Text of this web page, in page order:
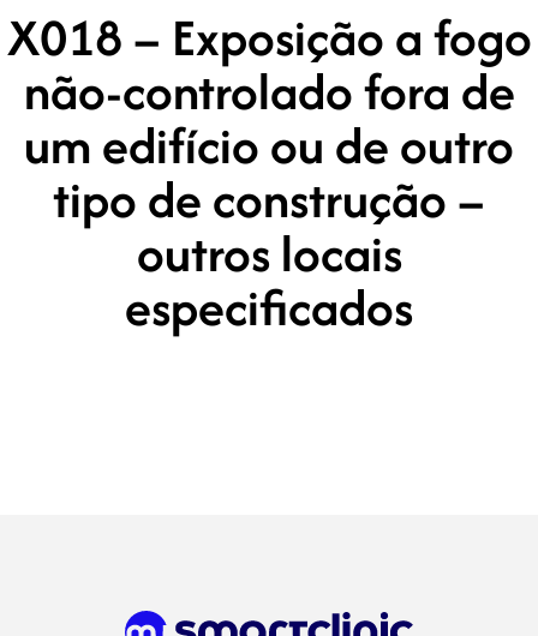
X018 – Exposição a fogo
não-controlado fora de
um edifício ou de outro
tipo de construção –
outros locais
especificados